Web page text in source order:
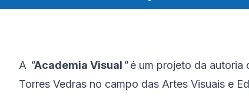
A "Academia Visual "é um projeto da autoria
Torres Vedras no campo das Artes Visuais e